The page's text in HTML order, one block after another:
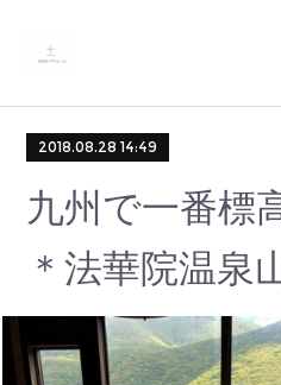
2018.08.28 14:49
九州で一番標
＊法華院温泉